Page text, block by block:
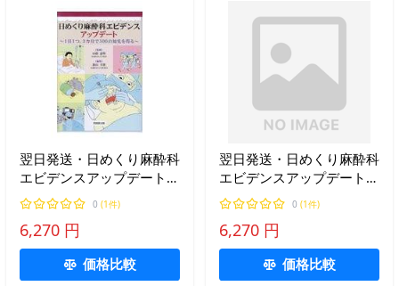
翌日発送・日めくり麻酔科
エビデンスアップデート/
山蔭道明
0 (1件)
6,270 円
価格比較
翌日発送・日めくり麻酔科
エビデンスアップデート
２/山蔭道明
0 (1件)
6,270 円
価格比較